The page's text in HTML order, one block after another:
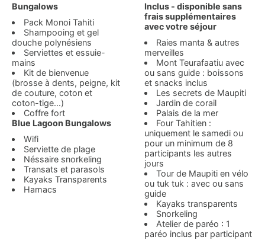
Bungalows
Pack Monoi Tahiti
Shampooing et gel
douche polynésiens
Serviettes et essuie-
mains
Kit de bienvenue
(brosse à dents, peigne, kit
de couture, coton et
coton-tige...)
Coffre fort
Blue Lagoon Bungalows
Wifi
Serviette de plage
Néssaire snorkeling
Transats et parasols
Kayaks Transparents
Hamacs
Inclus - disponible sans
frais supplémentaires
avec votre séjour
Raies manta & autres
merveilles
Mont Teurafaatiu avec
ou sans guide : boissons
et snacks inclus
Les secrets de Maupiti
Jardin de corail
Palais de la mer
Four Tahitien :
uniquement le samedi ou
pour un minimum de 8
participants les autres
jours
Tour de Maupiti en vélo
ou tuk tuk : avec ou sans
guide
Kayaks transparents
Snorkeling
Atelier de paréo : 1
paréo inclus par participant